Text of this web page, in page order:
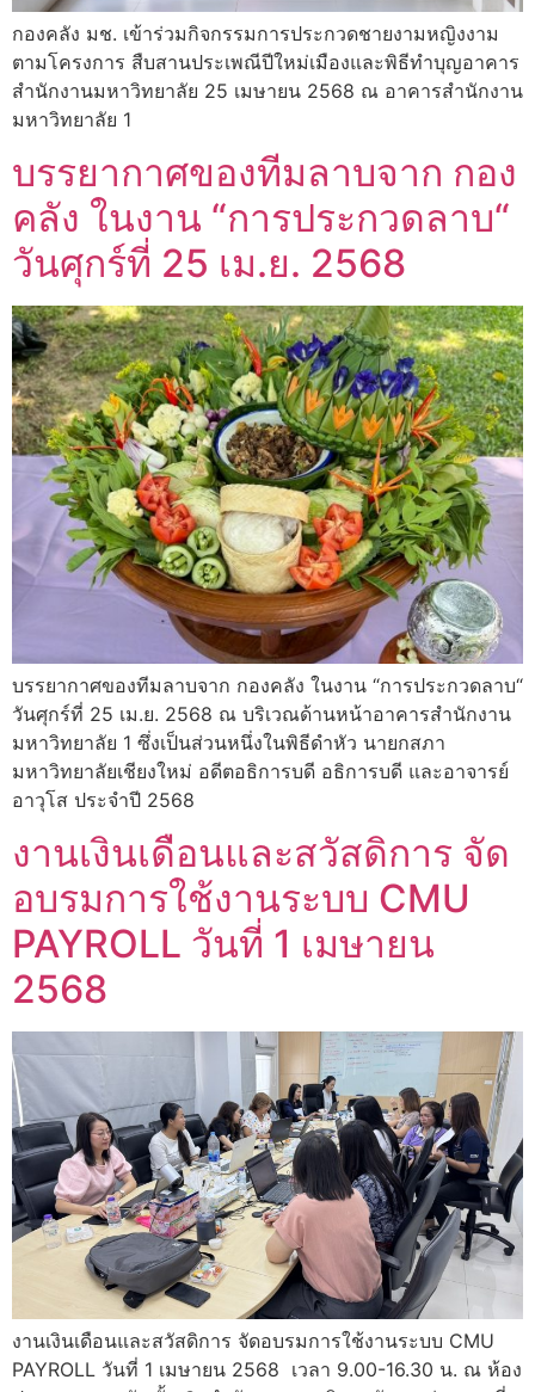
กองคลัง มช. เข้าร่วมกิจกรรมการประกวดชายงามหญิงงาม
ตามโครงการ สืบสานประเพณีปีใหม่เมืองและพิธีทำบุญอาคาร
สำนักงานมหาวิทยาลัย 25 เมษายน 2568 ณ อาคารสำนักงาน
มหาวิทยาลัย 1
บรรยากาศของทีมลาบจาก กอง
คลัง ในงาน “การประกวดลาบ“
วันศุกร์ที่ 25 เม.ย. 2568
บรรยากาศของทีมลาบจาก กองคลัง ในงาน “การประกวดลาบ“
วันศุกร์ที่ 25 เม.ย. 2568 ณ บริเวณด้านหน้าอาคารสำนักงาน
มหาวิทยาลัย 1 ซึ่งเป็นส่วนหนึ่งในพิธีดำหัว นายกสภา
มหาวิทยาลัยเชียงใหม่ อดีตอธิการบดี อธิการบดี และอาจารย์
อาวุโส ประจำปี 2568
งานเงินเดือนและสวัสดิการ จัด
อบรมการใช้งานระบบ CMU
PAYROLL วันที่ 1 เมษายน
2568
งานเงินเดือนและสวัสดิการ จัดอบรมการใช้งานระบบ CMU
PAYROLL วันที่ 1 เมษายน 2568 เวลา 9.00-16.30 น. ณ ห้อง